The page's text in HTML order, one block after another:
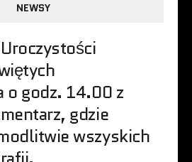
NEWSY
o godz. 14.00 z
gdzie
wszyskich